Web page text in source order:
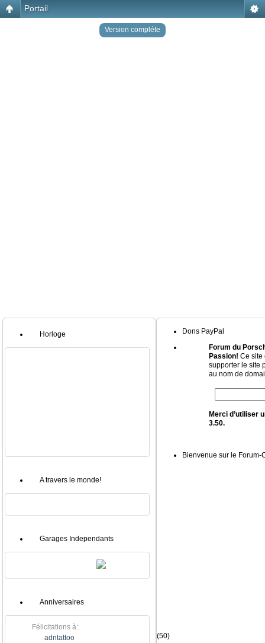
Portail
Version compléte
Horloge
A travers le monde!
Garages Independants
Anniversaires
Félicitations à:
adntattoo
(50)
Dons PayPal
Forum du
Passion! Ce site
supporter le site
au nom de
Merci d’utiliser
3.50.
Bienvenue sur le Forum-